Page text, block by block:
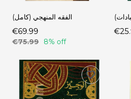
الفقه المنهجي (كامل)
€69.99
€75.99 8% off